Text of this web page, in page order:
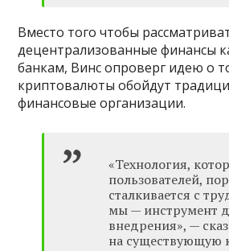
Вместо того чтобы
децентрализованные финансы
банкам, Винс опроверг идею о
криптовалюты обойдут
финансовые организации.
«Технология,
пользователей,
сталкивается с
мы — инструмент
внедрения», —
на существующую